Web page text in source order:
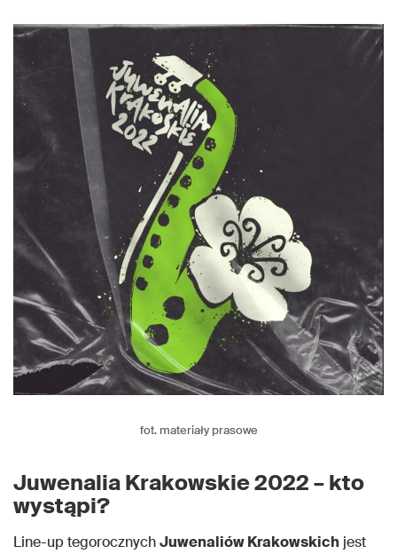
fot. materiały prasowe
Juwenalia Krakowskie 2022 – kto
wystąpi?
Line-up tegorocznychJuwenaliów Krakowskich jest